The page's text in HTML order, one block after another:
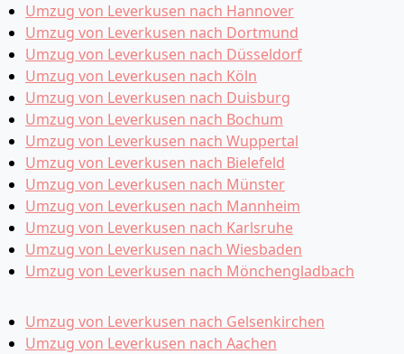
Umzug von Leverkusen nach Hannover
Umzug von Leverkusen nach Dortmund
Umzug von Leverkusen nach Düsseldorf
Umzug von Leverkusen nach Köln
Umzug von Leverkusen nach Duisburg
Umzug von Leverkusen nach Bochum
Umzug von Leverkusen nach Wuppertal
Umzug von Leverkusen nach Bielefeld
Umzug von Leverkusen nach Münster
Umzug von Leverkusen nach Mannheim
Umzug von Leverkusen nach Karlsruhe
Umzug von Leverkusen nach Wiesbaden
Umzug von Leverkusen nach Mönchen­gladbach
Umzug von Leverkusen nach Gelsenkirchen
Umzug von Leverkusen nach Aachen